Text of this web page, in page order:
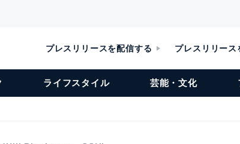
プレスリリースを配信する プレスリリース
ライフスタイル 芸能・文化